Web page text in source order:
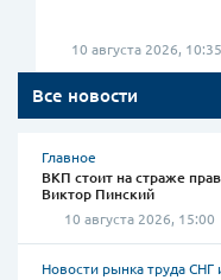
Все новости
Главное
ВКП стоит на страже
Виктор Пинский
10 августа 2026, 15:00
Новости рынка труда СНГ
10 августа 2026, 10:35